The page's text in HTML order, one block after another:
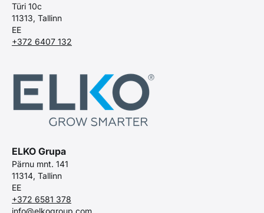
Türi 10c
11313, Tallinn
EE
+372 6407 132
ELKO Grupa
Pärnu mnt. 141
11314, Tallinn
EE
+372 6581 378
info@elkogroup.com